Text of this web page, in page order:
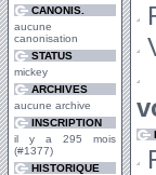
CANONIS.
aucune
canonisation
STATUS
mickey
ARCHIVES
aucune archive
INSCRIPTION
il y a 295 mois
(#1377)
HISTORIQUE